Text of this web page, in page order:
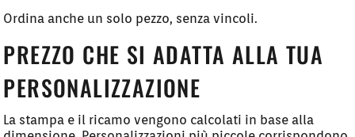
Ordina anche un solo pezzo, senza vincoli.
PREZZO CHE SI ADATTA ALLA TUA
PERSONALIZZAZIONE
La stampa e il ricamo vengono calcolati in base alla